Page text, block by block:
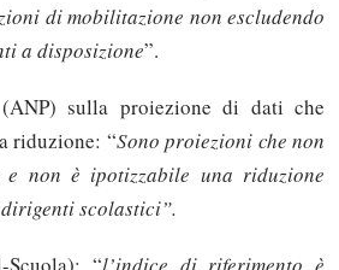
di mobilitazione non escludendo
a disposizione”.
sulla proiezione di dati che
riduzione: “Sono proiezioni che non
e non è ipotizzabile una riduzione
scolastici”.